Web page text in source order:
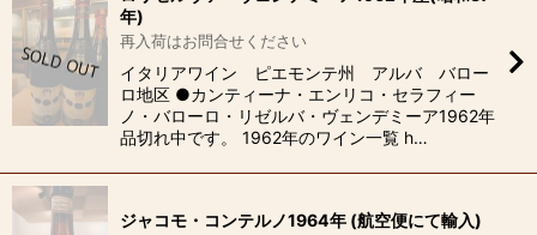
年)
再入荷はお問合せください
イタリアワイン ピエモンテ州 アルバ バロー
ロ地区 ●カンティーナ・エンリコ・セラフィー
ノ・バローロ・リゼルバ・ヴェンデミーア1962年
品切れ中です。 1962年のワイン一覧 h…
ジャコモ・コンテルノ1964年 (航空便にて輸入)